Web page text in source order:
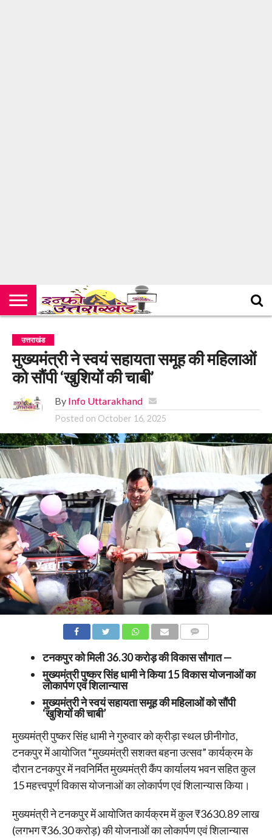
उत्तराखंड
मुख्यमंत्री ने स्वयं सहायता समूह की महिलाओं
को सौंपी ‘खुशियों की चाबी’
By Info Uttarakhand
Posted on October 16, 2025
टनकपुर को मिली 36.30 करोड़ की विकास सौगात —
मुख्यमंत्री पुष्कर सिंह धामी ने किया 15 विकास योजनाओं का
लोकार्पण एवं शिलान्यास
मुख्यमंत्री ने स्वयं सहायता समूह की महिलाओं को सौंपी
‘खुशियों की चाबी’
मुख्यमंत्री पुष्कर सिंह धामी ने गुरुवार को क्रीड़ा स्थल छीनीगोठ,
टनकपुर में आयोजित “मुख्यमंत्री सशक्त बहना उत्सव” कार्यक्रम के
दौरान टनकपुर में नवनिर्मित मुख्यमंत्री कैंप कार्यालय भवन सहित कुल
15 महत्त्वपूर्ण विकास योजनाओं का लोकार्पण एवं शिलान्यास किया।
मुख्यमंत्री ने टनकपुर में आयोजित कार्यक्रम में कुल ₹3630.89 लाख
(लगभग ₹36.30 करोड़) की योजनाओं का लोकार्पण एवं शिलान्यास